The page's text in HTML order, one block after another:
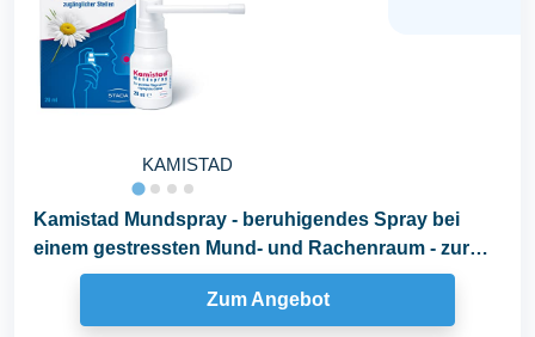
KAMISTAD
Kamistad Mundspray - beruhigendes Spray bei
einem gestressten Mund- und Rachenraum - zur
gezielten...
Zum Angebot